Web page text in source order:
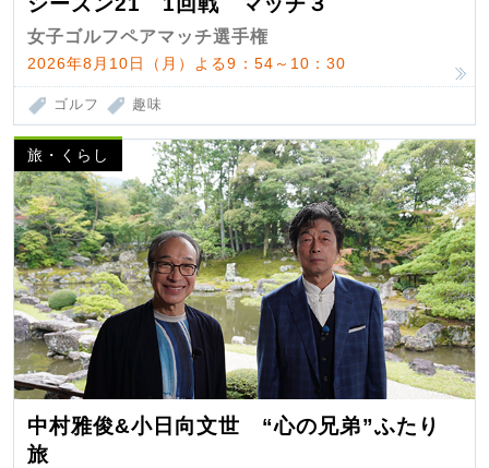
女子ゴルフペアマッチ選手権
2026年8月10日（月）よる9：54～10：30
ゴルフ 趣味
旅・くらし
中村雅俊&小日向文世 “心の兄弟”ふたり
旅